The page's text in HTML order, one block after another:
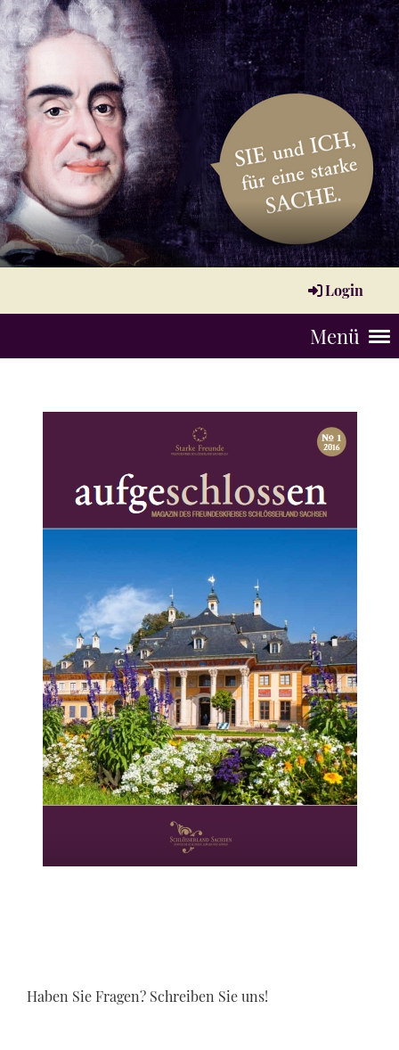
Login
Menü
Haben Sie Fragen? Schreiben Sie uns!